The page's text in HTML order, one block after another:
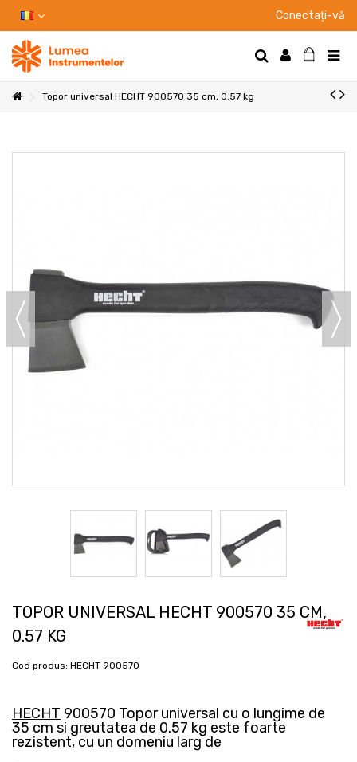
Conectați-vă
Topor universal HECHT 900570 35 cm, 0.57 kg
TOPOR UNIVERSAL HECHT 900570 35 CM,
0.57 KG
Cod produs: HECHT 900570
HECHT 900570 Topor universal cu o lungime de
35 cm si greutatea de 0.57 kg este foarte
rezistent, cu un domeniu larg de